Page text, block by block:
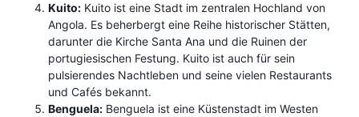
Kuito: Kuito ist eine Stadt im zentralen Hochland von
Angola. Es beherbergt eine Reihe historischer Stätten,
darunter die Kirche Santa Ana und die Ruinen der
portugiesischen Festung. Kuito ist auch für sein
pulsierendes Nachtleben und seine vielen Restaurants
und Cafés bekannt.
Benguela: Benguela ist eine Küstenstadt im Westen